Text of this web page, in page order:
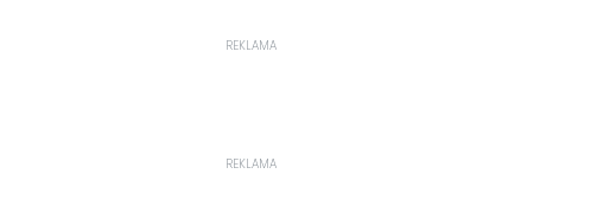
REKLAMA
REKLAMA